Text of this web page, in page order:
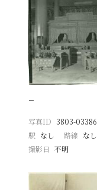
−
写真ID 3803-
駅 なし 路線 なし
撮影日
不明